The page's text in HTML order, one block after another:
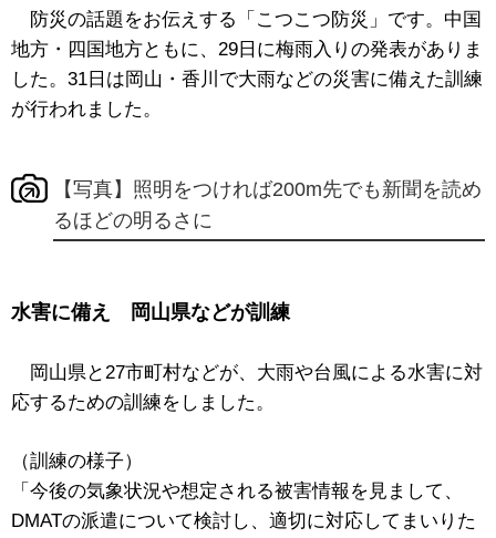
防災の話題をお伝えする「こつこつ防災」です。中国
地方・四国地方ともに、29日に梅雨入りの発表がありま
した。31日は岡山・香川で大雨などの災害に備えた訓練
が行われました。
【写真】照明をつければ200m先でも新聞を読め
るほどの明るさに
水害に備え 岡山県などが訓練
岡山県と27市町村などが、大雨や台風による水害に対
応するための訓練をしました。
（訓練の様子）
「今後の気象状況や想定される被害情報を見まして、
DMATの派遣について検討し、適切に対応してまいりた